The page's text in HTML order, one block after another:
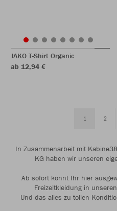
JAKO T-Shirt Organic
ab 12,94 €
1 2
In Zusammenarbeit mit
KG haben wir unseren
Ab sofort könnt Ihr hier
Freizeitkleidung in
Und das alles zu tollen